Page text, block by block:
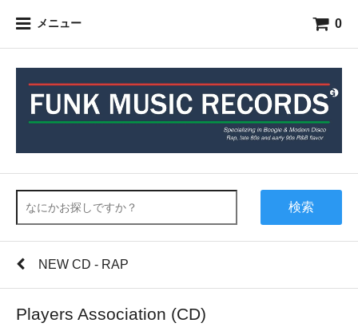
メニュー 0
検索
NEW CD - RAP
Players Association (CD)